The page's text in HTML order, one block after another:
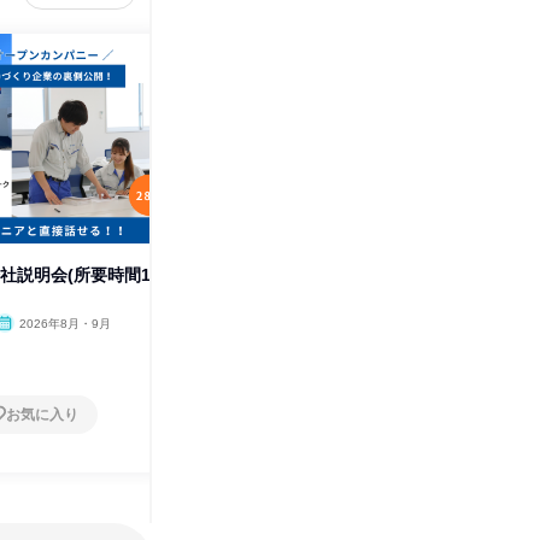
社説明会(所要時間1
2026年8月・9月
お気に入り